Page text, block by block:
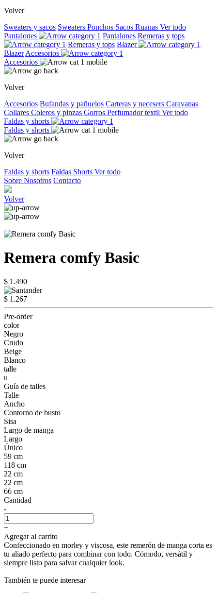
Volver
Sweaters y sacos Sweaters Ponchos Sacos Ruanas Ver todo
Pantalones
Pantalones Remeras y tops
Remeras y tops Blazer
Blazer Accesorios
Accesorios
Volver
Accesorios Bufandas y pañuelos Carteras y necesers Caravanas
Collares Coleros y pinzas Gorros Perfumador textil Ver todo
Faldas y shorts
Faldas y shorts
Volver
Faldas y shorts Faldas Shorts Ver todo
Sobre Nosotros Contacto
Volver
Remera comfy Basic
$ 1.490
$ 1.267
Pre-order
color
Negro
Crudo
Beige
Blanco
talle
u
Guía de talles
Talle
Ancho
Contorno de busto
Sisa
Largo de manga
Largo
Único
59 cm
118 cm
22 cm
22 cm
66 cm
Cantidad
-
+
Agregar al carrito
Confeccionado en morley y viscosa, este remerón de manga corta es
tu aliado perfecto para combinar con todo. Cómodo, versátil y
siempre listo para salvar cualquier look.
También te puede interesar